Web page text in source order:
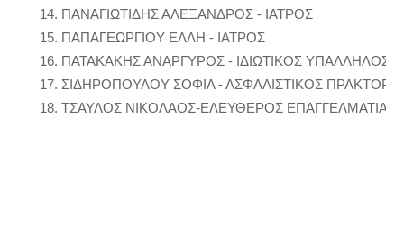
ΠΑΝΑΓΙΩΤΙΔΗΣ ΑΛΕΞΑΝΔΡΟΣ - ΙΑΤΡΟΣ
ΠΑΠΑΓΕΩΡΓΙΟΥ ΕΛΛΗ - ΙΑΤΡΟΣ
ΠΑΤΑΚΑΚΗΣ ΑΝΑΡΓΥΡΟΣ - ΙΔΙΩΤΙΚΟΣ ΥΠΑΛΛΗΛΟΣ
ΣΙΔΗΡΟΠΟΥΛΟΥ ΣΟΦΙΑ - ΑΣΦΑΛΙΣΤΙΚΟΣ
ΤΣΑΥΛΟΣ ΝΙΚΟΛΑΟΣ-ΕΛΕΥΘΕΡΟΣ ΕΠΑΓΓΕΛΜΑΤΙΑΣ